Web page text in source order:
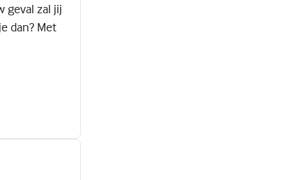
geval zal jij
dan? Met